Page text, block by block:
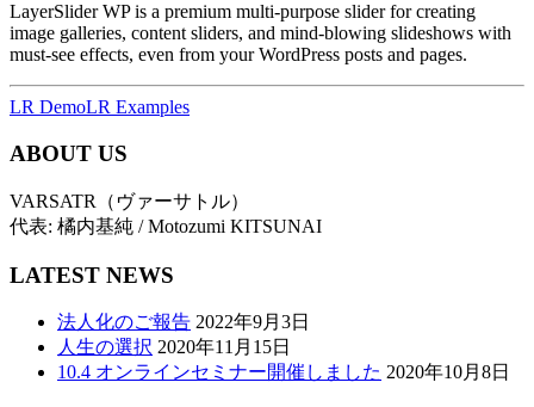
LayerSlider WP is a premium multi-purpose slider for creating
image galleries, content sliders, and mind-blowing slideshows with
must-see effects, even from your WordPress posts and pages.
LR DemoLR Examples
ABOUT US
VARSATR（ヴァーサトル）
代表: 橘内基純 / Motozumi KITSUNAI
LATEST NEWS
法人化のご報告 2022年9月3日
人生の選択 2020年11月15日
10.4 オンラインセミナー開催しました 2020年10月8日